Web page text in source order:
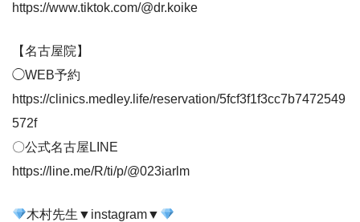
https://www.tiktok.com/@dr.koike
【名古屋院】
◯WEB予約
https://clinics.medley.life/reservation/5fcf3f1f3cc7b7472549
572f
〇公式名古屋LINE
https://line.me/R/ti/p/@023iarlm
木村先生▼instagram▼